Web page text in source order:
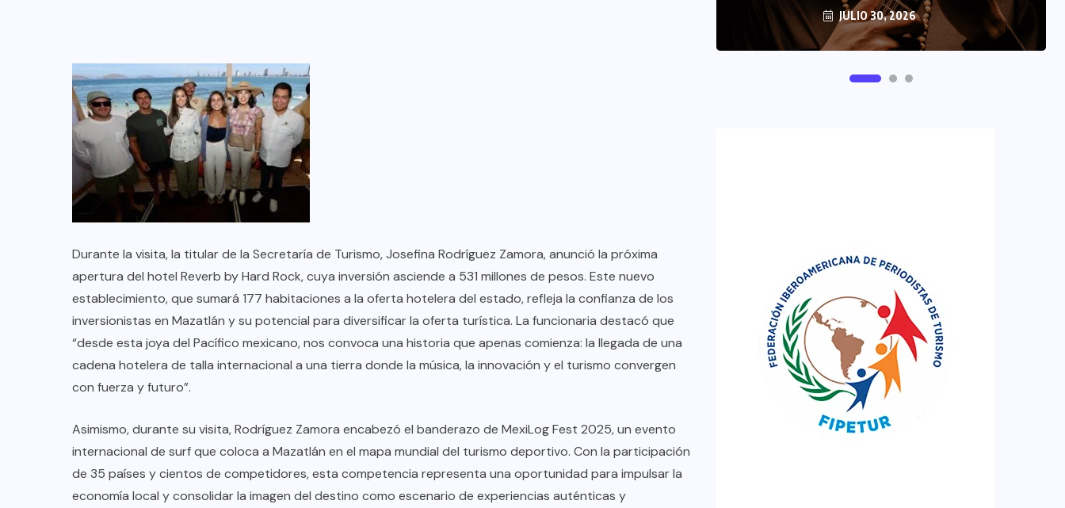
Durante la visita, la titular de la Secretaría de Turismo, Josefina Rodríguez Zamora, anunció la próxima
apertura del hotel Reverb by Hard Rock, cuya inversión asciende a 531 millones de pesos. Este nuevo
establecimiento, que sumará 177 habitaciones a la oferta hotelera del estado, refleja la confianza de los
inversionistas en Mazatlán y su potencial para diversificar la oferta turística. La funcionaria destacó que
“desde esta joya del Pacífico mexicano, nos convoca una historia que apenas comienza: la llegada de una
cadena hotelera de talla internacional a una tierra donde la música, la innovación y el turismo convergen
con fuerza y futuro”.
Asimismo, durante su visita, Rodríguez Zamora encabezó el banderazo de MexiLog Fest 2025, un evento
internacional de surf que coloca a Mazatlán en el mapa mundial del turismo deportivo. Con la participación
de 35 países y cientos de competidores, esta competencia representa una oportunidad para impulsar la
economía local y consolidar la imagen del destino como escenario de experiencias auténticas y
JUNIO 29, 2026